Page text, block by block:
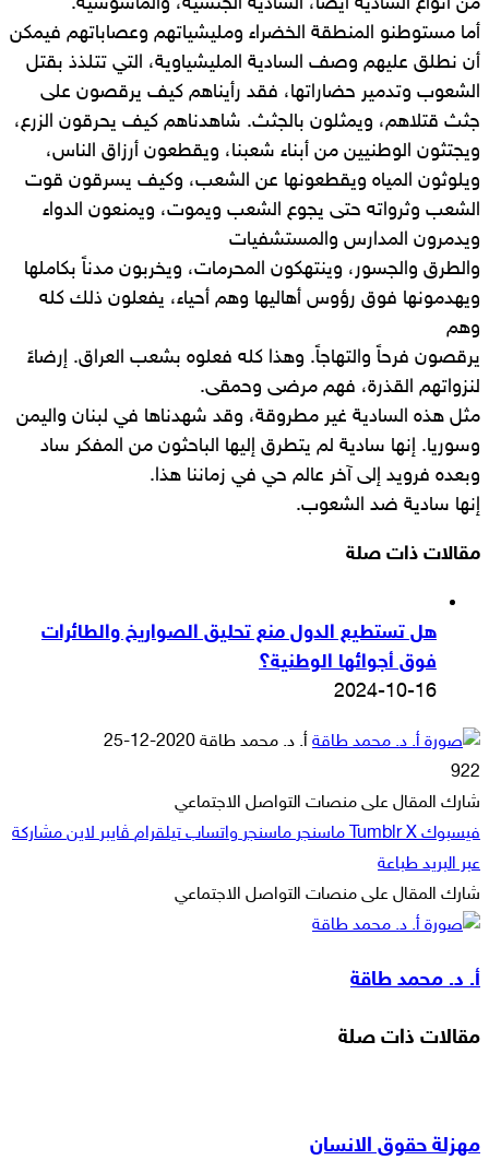
أما مستوطنو المنطقة الخضراء ومليشياتهم وعصاباتهم فيمكن
أن نطلق عليهم وصف السادية المليشياوية، التي تتلذذ بقتل
الشعوب وتدمير حضاراتها، فقد رأيناهم كيف يرقصون على
جثث قتلاهم، ويمثلون بالجثث. شاهدناهم كيف يحرقون الزرع،
ويجتثون الوطنيين من أبناء شعبنا، ويقطعون أرزاق الناس،
ويلوثون المياه ويقطعونها عن الشعب، وكيف يسرقون قوت
الشعب وثرواته حتى يجوع الشعب ويموت، ويمنعون الدواء
ويدمرون المدارس والمستشفيات
والطرق والجسور، وينتهكون المحرمات، ويخربون مدناً بكاملها
ويهدمونها فوق رؤوس أهاليها وهم أحياء، يفعلون ذلك كله
وهم
يرقصون فرحاً والتهاجاً. وهذا كله فعلوه بشعب العراق. إرضاءً
لنزواتهم القذرة، فهم مرضى وحمقى.
مثل هذه السادية غير مطروقة، وقد شهدناها في لبنان واليمن
وسوريا. إنها سادية لم يتطرق إليها الباحثون من المفكر ساد
وبعده فرويد إلى آخر عالم حي في زماننا هذا.
إنها سادية ضد الشعوب.
مقالات ذات صلة
هل تستطيع الدول منع تحليق الصواريخ والطائرات
فوق أجوائها الوطنية؟
2024-10-16
أ. د. محمد طاقة أرسل
إلكترونيا
2020-12-25
922
شارك المقال على منصات التواصل الاجتماعي
فيسبوك ‫X ماسنجر ماسنجر واتساب تيلقرام ڤايبر لاين مشاركة
عبر البريد طباعة
شارك المقال على منصات التواصل الاجتماعي
فيسبوك
‫X
ماسنجر
ماسنجر
واتساب
تيلقرام
ڤايبر
لاين
مشاركة
البريد
طباعة
أ. د. محمد طاقة
مقالات ذات صلة
مهزلة حقوق الانسان